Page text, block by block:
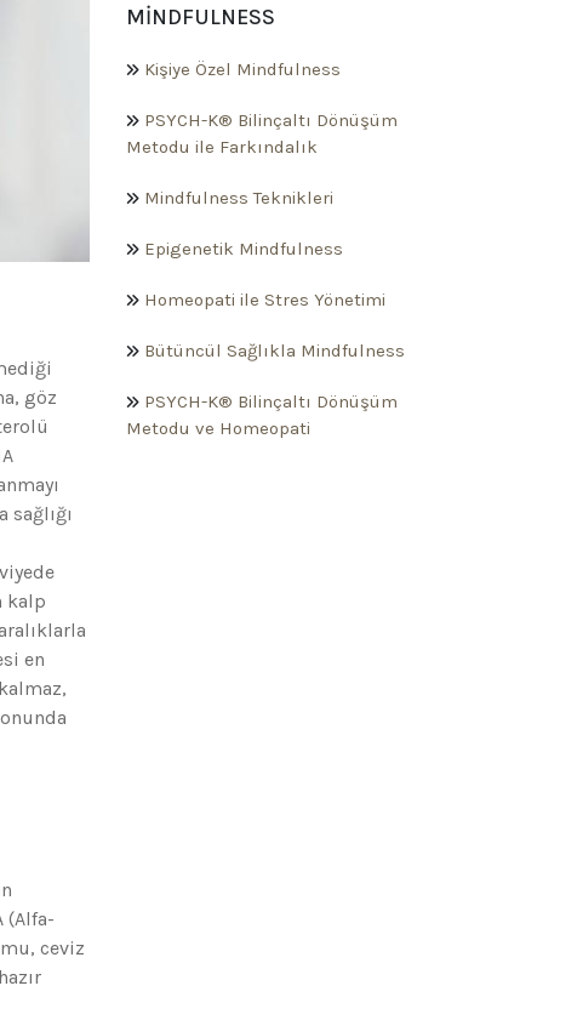
göz
kalp
en
(Alfa-
ceviz
MINDFULNESS
Kişiye Özel Mindfulness
PSYCH-K® Bilinçaltı Dönüşüm
Metodu ile Farkındalık
Mindfulness Teknikleri
Epigenetik Mindfulness
Homeopati ile Stres Yönetimi
Bütüncül Sağlıkla Mindfulness
PSYCH-K® Bilinçaltı Dönüşüm
Metodu ve Homeopati